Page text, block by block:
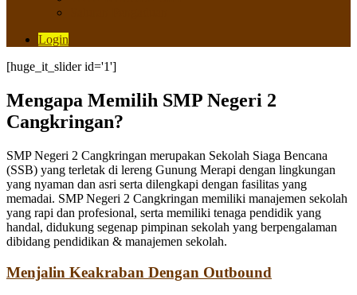
Login
[huge_it_slider id='1']
Mengapa Memilih SMP Negeri 2
Cangkringan?
SMP Negeri 2 Cangkringan merupakan Sekolah Siaga Bencana
(SSB) yang terletak di lereng Gunung Merapi dengan lingkungan
yang nyaman dan asri serta dilengkapi dengan fasilitas yang
memadai. SMP Negeri 2 Cangkringan memiliki manajemen sekolah
yang rapi dan profesional, serta memiliki tenaga pendidik yang
handal, didukung segenap pimpinan sekolah yang berpengalaman
dibidang pendidikan & manajemen sekolah.
Menjalin Keakraban Dengan Outbound